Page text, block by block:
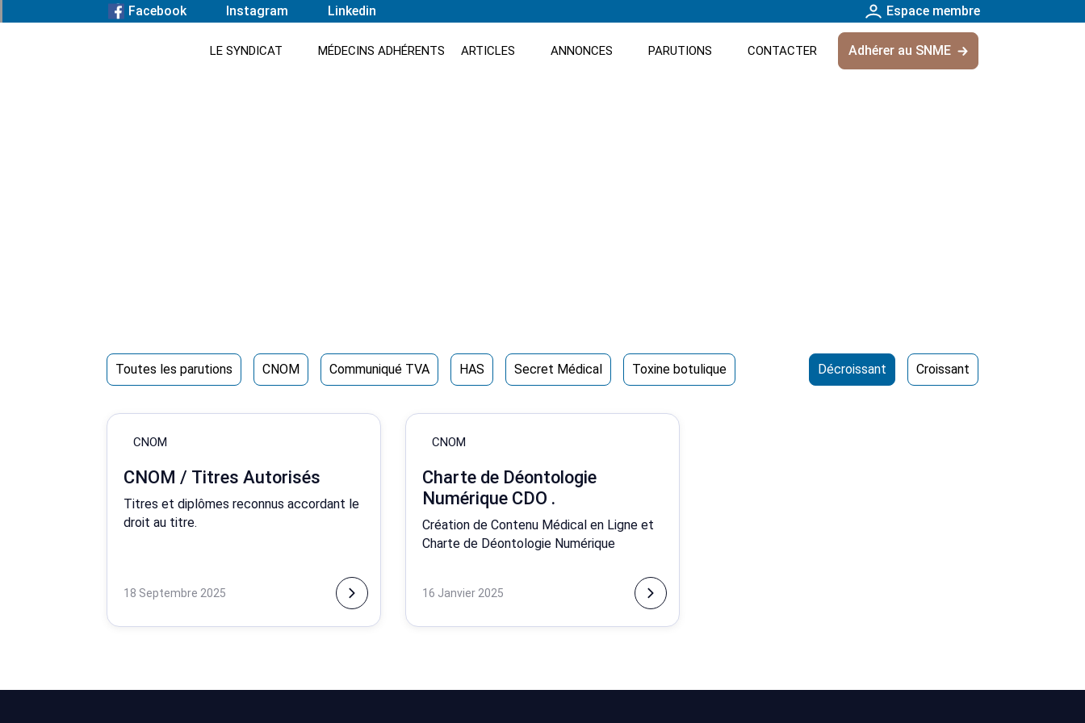
Facebook Instagram Linkedin Espace membre
LE SYNDICAT MÉDECINS ADHÉRENTS ARTICLES ANNONCES PARUTIONS CONTACTER Adhérer au SNME
Toutes les parutions CNOM Communiqué TVA HAS Secret Médical Toxine botulique Décroissant Croissant
CNOM
CNOM / Titres Autorisés
Titres et diplômes reconnus accordant le
droit au titre.
18 Septembre 2025
CNOM
Charte de Déontologie
Numérique CDO .
Création de Contenu Médical en Ligne et
Charte de Déontologie Numérique
16 Janvier 2025